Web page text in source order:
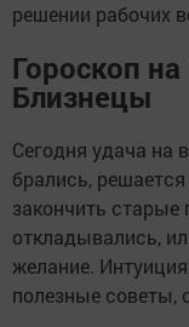
решении рабочих
Гороскоп
Близнецы
Сегодня удача на
брались,
закончить старые
откладывались,
желание.
полезные советы,